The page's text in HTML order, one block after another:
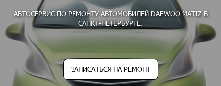
АВТОСЕРВИС ПО РЕМОНТУ АВТОМОБИЛЕЙ DAEWOO MATIZ В
САНКТ-ПЕТЕРБУРГЕ.
ЗАПИСАТЬСЯ НА РЕМОНТ